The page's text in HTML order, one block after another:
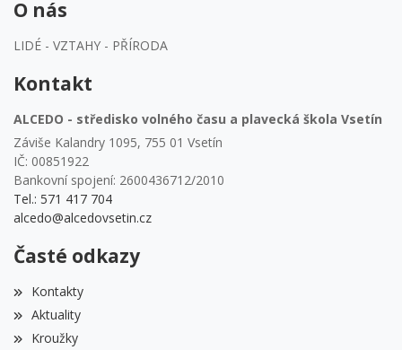
O nás
LIDÉ - VZTAHY - PŘÍRODA
Kontakt
ALCEDO - středisko volného času a plavecká škola Vsetín
Záviše Kalandry 1095, 755 01 Vsetín
IČ: 00851922
Bankovní spojení: 2600436712/2010
Tel.: 571 417 704
alcedo@alcedovsetin.cz
Časté odkazy
Kontakty
Aktuality
Kroužky